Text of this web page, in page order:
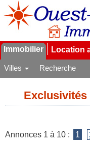
Immobilier Location
Villes Recherche
Exclusivités
Annonces 1 à 10 : 1